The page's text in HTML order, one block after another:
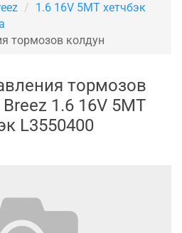
1.6 16V 5MT хетчбэк
тормозов колдун
тормозов
1.6 16V 5MT
L3550400